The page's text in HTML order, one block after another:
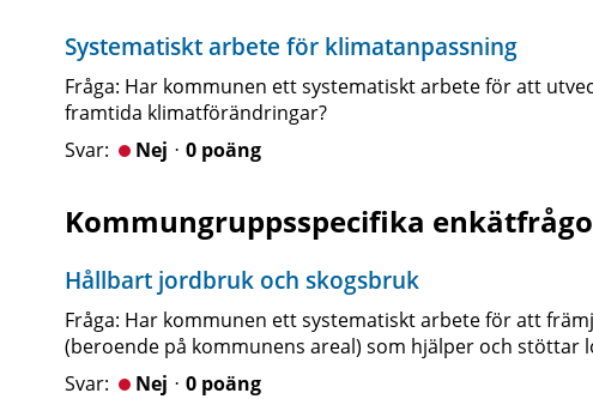
Systematiskt arbete för klimatanpassning
Fråga: Har kommunen ett systematiskt arbete för att
framtida klimatförändringar?
Nejᆞ0 poäng
Kommungruppsspecifika
Hållbart jordbruk och skogsbruk
Fråga: Har kommunen ett systematiskt arbete för att
(beroende på kommunens areal) som hjälper och stöttar
Nejᆞ0 poäng